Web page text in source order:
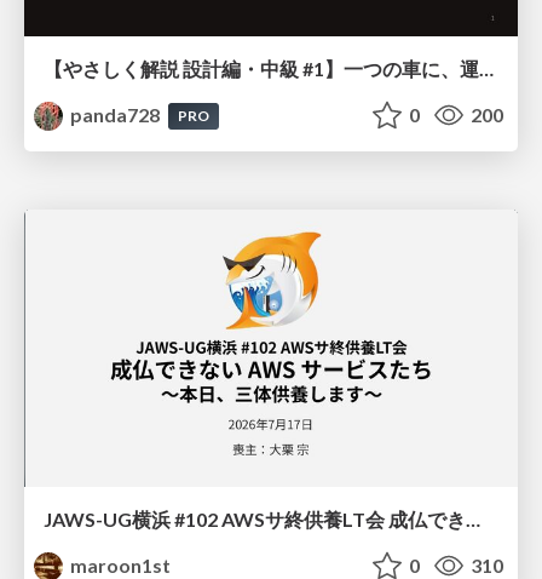
【やさしく解説 設計編・中級 #1】一つの車に、運転手は一人 ～ある倉庫システムの事例から～
panda728
PRO 0 200
JAWS-UG横浜 #102 AWSサ終供養LT会 成仏できない AWS サービスたち 〜本日、三体供養します〜
maroon1st
0 310